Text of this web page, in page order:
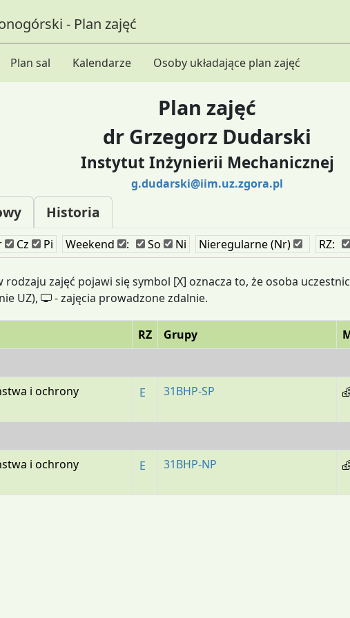
- Plan zajęć
Plan sal Kalendarze Osoby układające plan zajęć
Plan zajęć
dr Grzegorz Dudarski
Instytut Inżynierii Mechanicznej
g.dudarski@iim.uz.zgora.pl
Historia
Cz Pi Weekend : So Ni Nieregularne (Nr) RZ:
rodzaju zajęć pojawi się symbol [X] oznacza to, że osoba
UZ),
- zajęcia prowadzone zdalnie.
RZ Grupy
i ochrony
E 31BHP-SP
i ochrony
E 31BHP-NP